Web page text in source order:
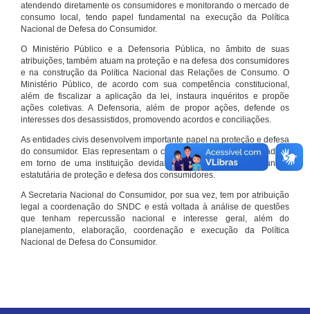
atendendo diretamente os consumidores e monitorando o mercado de
consumo local, tendo papel fundamental na execução da Política
Nacional de Defesa do Consumidor.
O Ministério Público e a Defensoria Pública, no âmbito de suas
atribuições, também atuam na proteção e na defesa dos consumidores
e na construção da Política Nacional das Relações de Consumo. O
Ministério Público, de acordo com sua competência constitucional,
além de fiscalizar a aplicação da lei, instaura inquéritos e propõe
ações coletivas. A Defensoria, além de propor ações, defende os
interesses dos desassistidos, promovendo acordos e conciliações.
As entidades civis desenvolvem importante papel na proteção e defesa
do consumidor. Elas representam o conjunto organizado de cidadãos
em torno de uma instituição devidamente registrada e com função
estatutária de proteção e defesa dos consumidores.
A Secretaria Nacional do Consumidor, por sua vez, tem por atribuição
legal a coordenação do SNDC e está voltada à análise de questões
que tenham repercussão nacional e interesse geral, além do
planejamento, elaboração, coordenação e execução da Política
Nacional de Defesa do Consumidor.